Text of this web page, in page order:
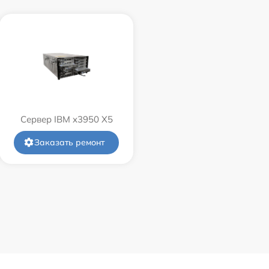
Сервер IBM x3950 X5
Заказать ремонт